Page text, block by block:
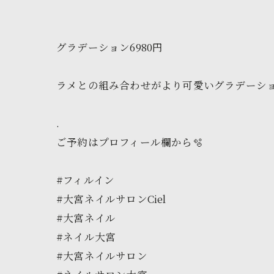
グラデーション6980円
ラメとの組み合わせがより可愛いグラデーシ
.
ご予約はプロフィール欄から🫧
#フィルイン
#大宮ネイルサロンCiel
#大宮ネイル
#ネイル大宮
#大宮ネイルサロン